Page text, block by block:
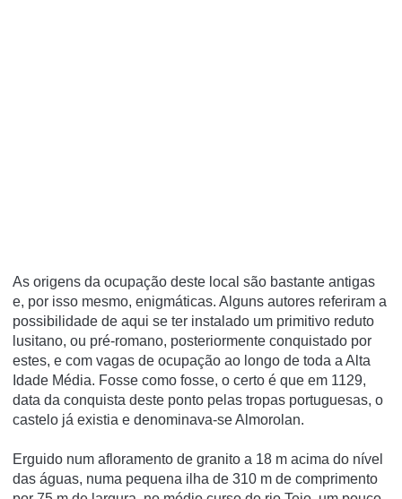
As origens da ocupação deste local são bastante antigas
e, por isso mesmo, enigmáticas. Alguns autores referiram a
possibilidade de aqui se ter instalado um primitivo reduto
lusitano, ou pré-romano, posteriormente conquistado por
estes, e com vagas de ocupação ao longo de toda a Alta
Idade Média. Fosse como fosse, o certo é que em 1129,
data da conquista deste ponto pelas tropas portuguesas, o
castelo já existia e denominava-se Almorolan.
Erguido num afloramento de granito a 18 m acima do ní­vel
das águas, numa pequena ilha de 310 m de comprimento